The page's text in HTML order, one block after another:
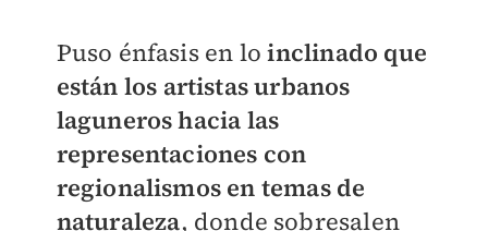
Puso énfasis en lo inclinado que
están los artistas urbanos
laguneros hacia las
representaciones con
regionalismos en temas de
naturaleza, donde sobresalen